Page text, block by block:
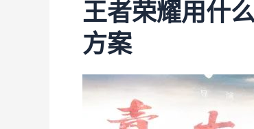
王者荣耀用什
方案